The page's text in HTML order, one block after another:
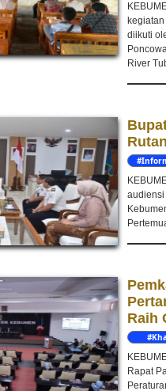
diikuti
River
audiensi
Raih
Rapat